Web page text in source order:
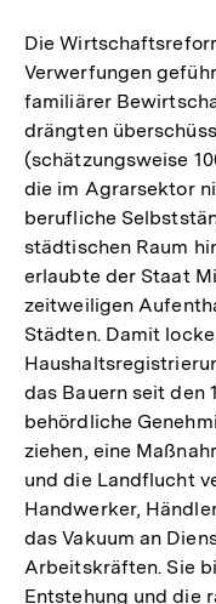
Die
Verwerfungen
familiärer
drängten
(schätzungsweise
die im Agrarsektor
berufliche
städtischen Raum
erlaubte der Staat
zeitweiligen
Städten. Damit
das Bauern seit den
behördliche
ziehen, eine
und die Landflucht
Handwerker,
das Vakuum an
Arbeitskräften. Sie
Entstehung und die